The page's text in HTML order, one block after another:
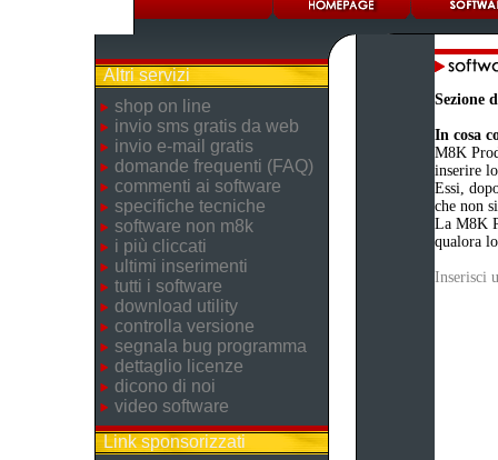
Altri servizi
shop on line
invio sms gratis da web
invio e-mail gratis
domande frequenti (FAQ)
commenti ai software
specifiche tecniche
software non m8k
i più cliccati
ultimi inserimenti
tutti i software
download utility
controlla versione
segnala bug programma
dettaglio licenze
dicono di noi
video software
Link sponsorizzati
Sezione
In cosa
M8K
inserire
Essi,
che non
La M8K
qualora
Inserisci